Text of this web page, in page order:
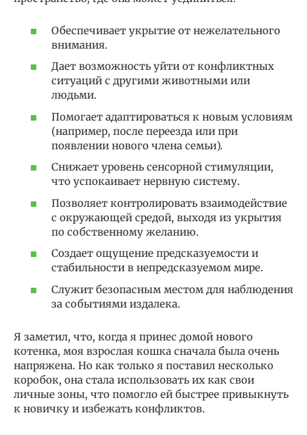
Обеспечивает укрытие от нежелательного
внимания.
Дает возможность уйти от конфликтных
ситуаций с другими животными или
людьми.
Помогает адаптироваться к новым условиям
(например, после переезда или при
появлении нового члена семьи).
Снижает уровень сенсорной стимуляции,
что успокаивает нервную систему.
Позволяет контролировать взаимодействие
с окружающей средой, выходя из укрытия
по собственному желанию.
Создает ощущение предсказуемости и
стабильности в непредсказуемом мире.
Служит безопасным местом для наблюдения
за событиями издалека.
Я заметил, что, когда я принес домой нового
котенка, моя взрослая кошка сначала была очень
напряжена. Но как только я поставил несколько
коробок, она стала использовать их как свои
личные зоны, что помогло ей быстрее привыкнуть
к новичку и избежать конфликтов.